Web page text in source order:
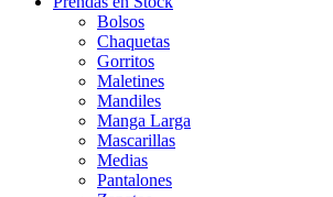
Bolsos
Chaquetas
Gorritos
Maletines
Mandiles
Manga Larga
Mascarillas
Medias
Pantalones